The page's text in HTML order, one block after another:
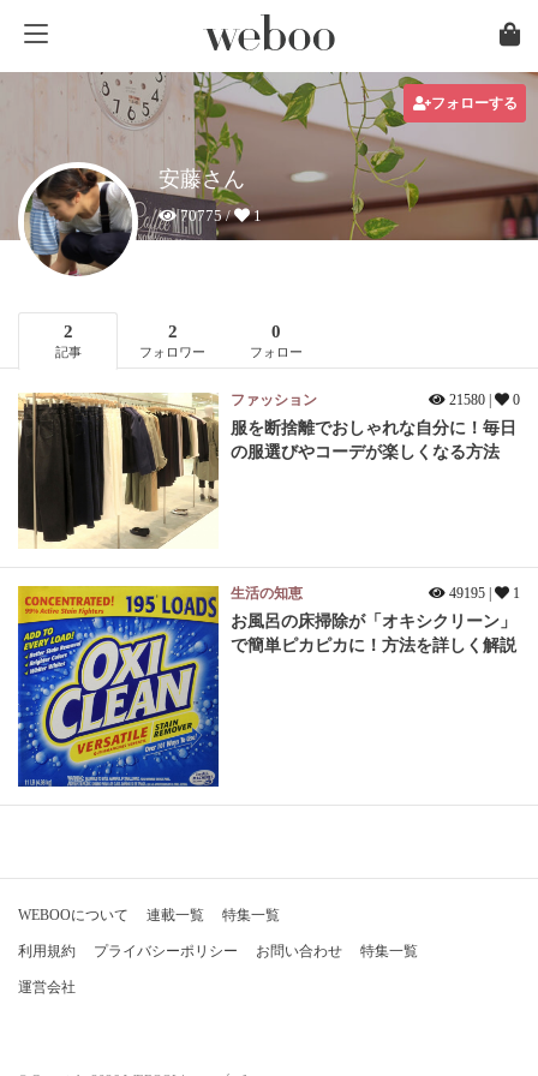
フォローする
安藤さん
70775 / 1
2
記事
2
フォロワー
0
フォロー
ファッション 21580 | 0
服を断捨離でおしゃれな自分に！毎日
の服選びやコーデが楽しくなる方法
生活の知恵 49195 | 1
お風呂の床掃除が「オキシクリーン」
で簡単ピカピカに！方法を詳しく解説
WEBOOについて 連載一覧 特集一覧
利用規約 プライバシーポリシー お問い合わせ 特集一覧
運営会社